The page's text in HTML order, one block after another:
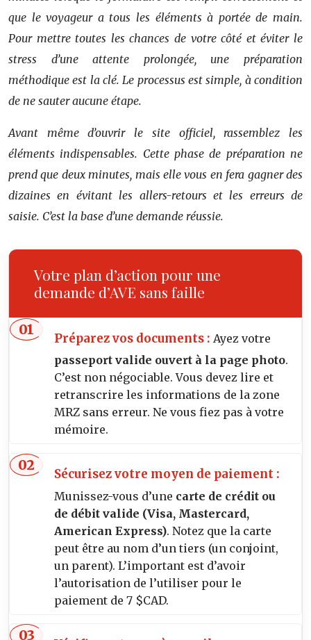
que le voyageur a tous les éléments à portée de main.
Pour mettre toutes les chances de votre côté et éviter le
stress d’une attente prolongée, une préparation
méthodique est la clé. Le processus est simple, à condition
de ne sauter aucune étape.
Avant même d’ouvrir le site officiel, rassemblez les
éléments indispensables. Cette phase de préparation ne
prend que deux minutes, mais elle vous en fera gagner des
dizaines en évitant les allers-retours et les erreurs de
saisie. C’est la base d’une demande réussie.
Votre plan d’action pour une
demande d’AVE sans faille
Préparez vos documents : Ayez votre
passeport valide ouvert à la page photo.
C’est non négociable. Vous devez lire et
retranscrire les informations de la zone
MRZ sans erreur. Ne vous fiez pas à votre
mémoire.
Sécurisez votre moyen de paiement :
Munissez-vous d’une carte de crédit ou
de débit valide (Visa, Mastercard,
American Express). Notez que la carte
peut être au nom d’un tiers (un conjoint,
un parent). L’important est d’avoir
l’autorisation de l’utiliser pour le
paiement de 7 $CAD.